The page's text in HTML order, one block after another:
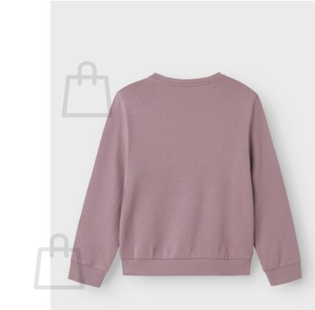
Ostoskori on tyhjä.
Takaisin kauppaan
Ostoskori